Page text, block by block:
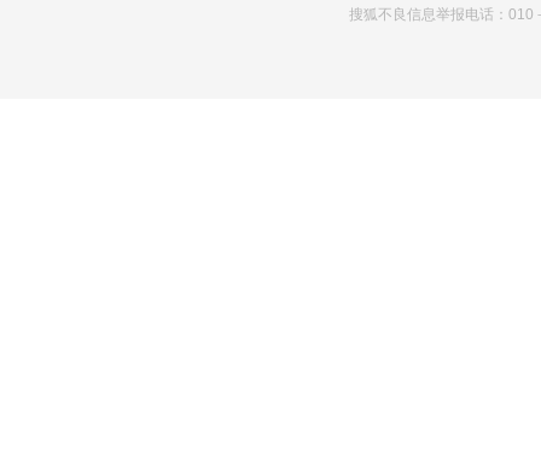
搜狐不良信息举报电话：010